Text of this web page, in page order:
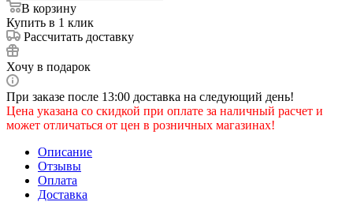
В корзину
Купить в 1 клик
Рассчитать доставку
Хочу в подарок
При заказе после 13:00 доставка на следующий день!
Цена указана со скидкой при оплате за наличный расчет и
может отличаться от цен в розничных магазинах!
Описание
Отзывы
Оплата
Доставка